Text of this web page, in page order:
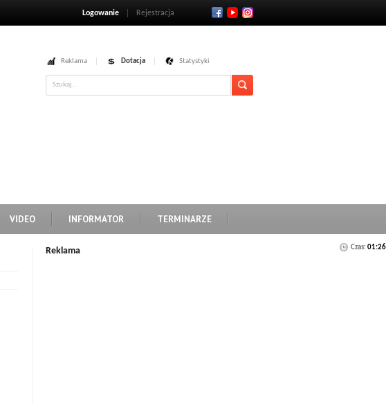
Logowanie Rejestracja
Reklama Dotacja Statystyki
VIDEO INFORMATOR TERMINARZE
Czas:01:26
Reklama